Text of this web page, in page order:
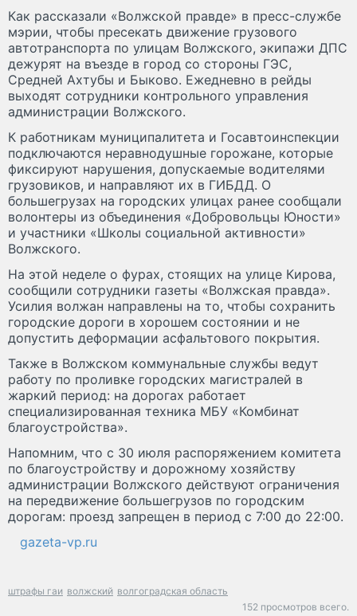
Как рассказали «Волжской правде» в пресс-службе
мэрии, чтобы пресекать движение грузового
автотранспорта по улицам Волжского, экипажи ДПС
дежурят на въезде в город со стороны ГЭС,
Средней Ахтубы и Быково. Ежедневно в рейды
выходят сотрудники контрольного управления
администрации Волжского.
К работникам муниципалитета и Госавтоинспекции
подключаются неравнодушные горожане, которые
фиксируют нарушения, допускаемые водителями
грузовиков, и направляют их в ГИБДД. О
большегрузах на городских улицах ранее сообщали
волонтеры из объединения «Добровольцы Юности»
и участники «Школы социальной активности»
Волжского.
На этой неделе о фурах, стоящих на улице Кирова,
сообщили сотрудники газеты «Волжская правда».
Усилия волжан направлены на то, чтобы сохранить
городские дороги в хорошем состоянии и не
допустить деформации асфальтового покрытия.
Также в Волжском коммунальные службы ведут
работу по проливке городских магистралей в
жаркий период: на дорогах работает
специализированная техника МБУ «Комбинат
благоустройства».
Напомним, что с 30 июля распоряжением комитета
по благоустройству и дорожному хозяйству
администрации Волжского действуют ограничения
на передвижение большегрузов по городским
дорогам: проезд запрещен в период с 7:00 до 22:00.
gazeta-vp.ru
штрафы гаи волжский волгоградская область
152 просмотров всего.